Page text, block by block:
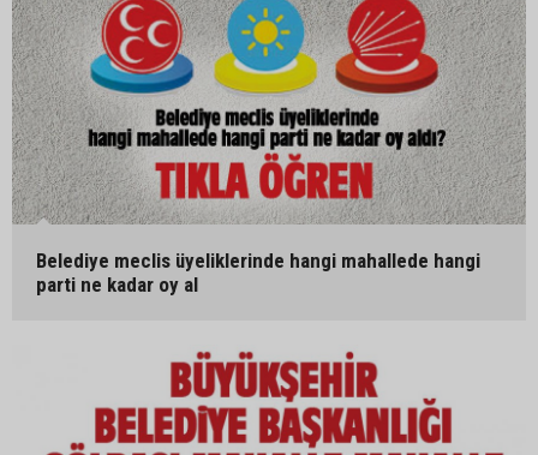
Belediye meclis üyeliklerinde hangi mahallede hangi
parti ne kadar oy al